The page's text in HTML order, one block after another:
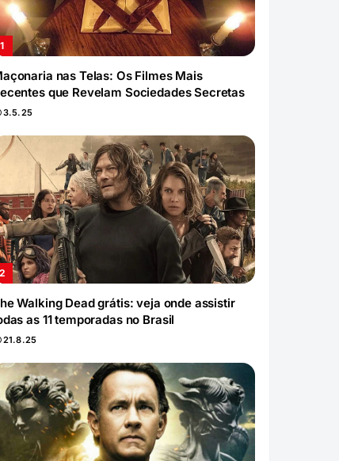
nas Telas: Os Filmes Mais
que Revelam Sociedades Secretas
3.5.25
Walking Dead grátis: veja onde assistir
as 11 temporadas no Brasil
21.8.25